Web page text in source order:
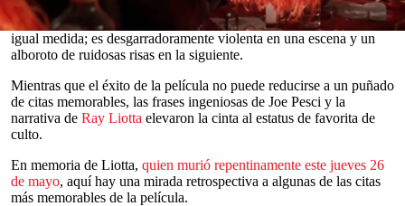
seconds
seconds
La película es políticamente seria y diabólicamente divertida en
igual medida; es desgarradoramente violenta en una escena y un
alboroto de ruidosas risas en la siguiente.
Mientras que el éxito de la película no puede reducirse a un puñado
de citas memorables, las frases ingeniosas de Joe Pesci y la
narrativa de Ray Liotta elevaron la cinta al estatus de favorita de
culto.
En memoria de Liotta, quien murió repentinamente este jueves 26
de mayo, aquí hay una mirada retrospectiva a algunas de las citas
más memorables de la película.